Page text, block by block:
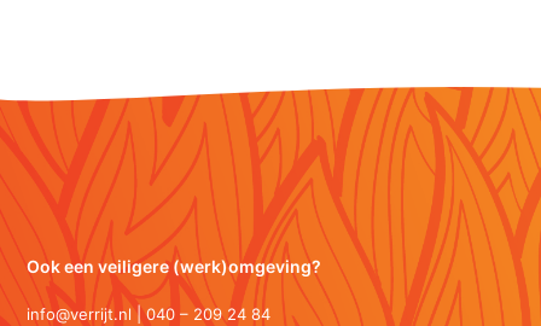
Ook een veiligere (werk)omgeving?
info@verrijt.nl | 040 – 209 24 84